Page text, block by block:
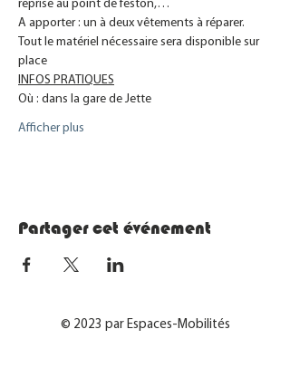
reprise au point de feston,…
A apporter : un à deux vêtements à réparer.
Tout le matériel nécessaire sera disponible sur
place
INFOS PRATIQUES
Où : dans la gare de Jette
Afficher plus
Partager cet événement
© 2023 par Espaces-Mobilités